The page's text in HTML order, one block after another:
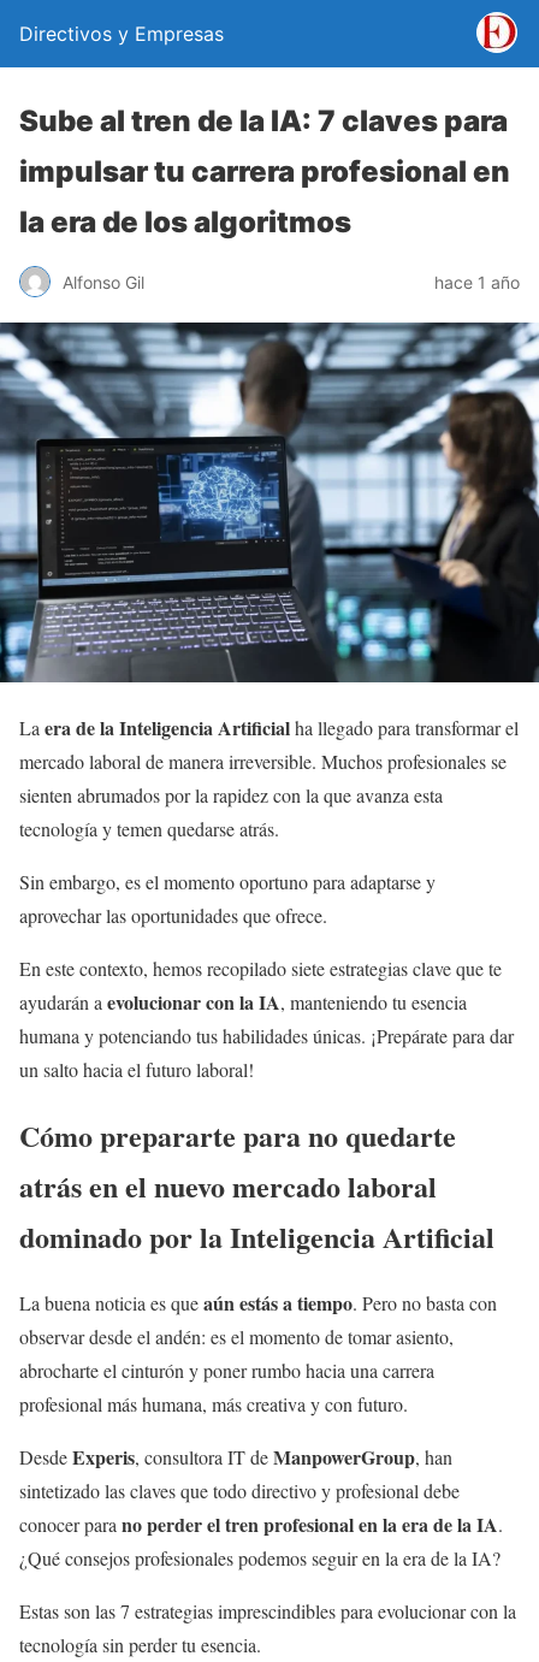
Directivos y Empresas
Sube al tren de la IA: 7 claves para
impulsar tu carrera profesional en
la era de los algoritmos
Alfonso Gil hace 1 año
La era de la Inteligencia Artificialha llegado para transformar el
mercado laboral de manera irreversible. Muchos profesionales se
sienten abrumados por la rapidez con la que avanza esta
tecnología y temen quedarse atrás.
Sin embargo, es el momento oportuno para adaptarse y
aprovechar las oportunidades que ofrece.
En este contexto, hemos recopilado siete estrategias clave que te
ayudarán a evolucionar con la IA, manteniendo tu esencia
humana y potenciando tus habilidades únicas. ¡Prepárate para dar
un salto hacia el futuro laboral!
Cómo prepararte para no quedarte
atrás en el nuevo mercado laboral
dominado por la Inteligencia Artificial
La buena noticia es queaún estás a tiempo. Pero no basta con
observar desde el andén: es el momento de tomar asiento,
abrocharte el cinturón y poner rumbo hacia una carrera
profesional más humana, más creativa y con futuro.
DesdeExperis, consultora IT deManpowerGroup, han
sintetizado las claves que todo directivo y profesional debe
conocer para no perder el tren profesional en la era de la IA.
¿Qué consejos profesionales podemos seguir en la era de la IA?
Estas son las 7 estrategias imprescindibles para evolucionar con la
tecnología sin perder tu esencia.